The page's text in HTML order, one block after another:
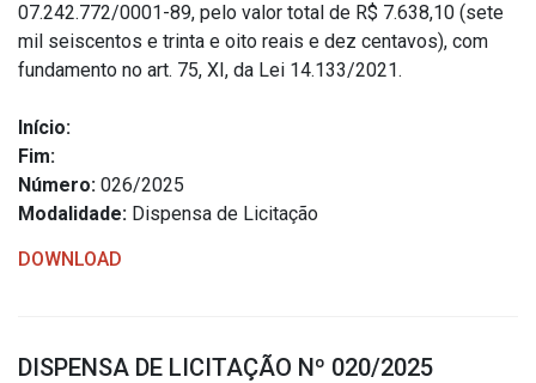
Recursos Humanos
Processo Seletivo
Licitações
Dispensas e Inexigibilidades
07.242.772/0001-89, pelo valor total de R$ 7.638,10 (sete
mil seiscentos e trinta e oito reais e dez centavos), com
fundamento no art. 75, XI, da Lei 14.133/2021.
Início:
Fim:
Número: 026/2025
Modalidade: Dispensa de Licitação
DOWNLOAD
DISPENSA DE LICITAÇÃO Nº 020/2025